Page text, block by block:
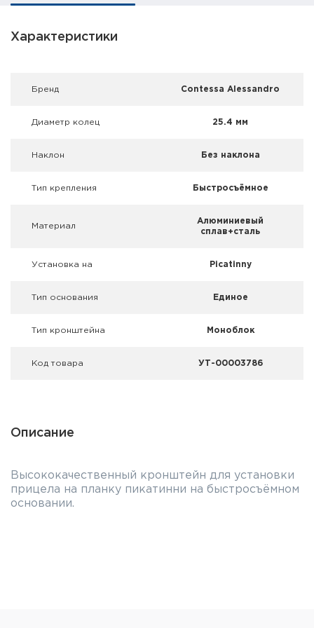
Фальшпатроны
Холодная пристрелка оружия
Аксессуары
Комплекты
Характеристики
Брeнд Contessa Alessandro
Диаметр колец 25.4 мм
Наклон Без наклона
Тип крепления Быстросъёмное
Материал
Алюминиевый
сплав+сталь
Установка на Picatinny
Тип основания Единое
Тип кронштейна Моноблок
Код товара УТ-00003786
Описание
Высококачественный кронштейн для установки
прицела на планку пикатинни на быстросъёмном
основании.